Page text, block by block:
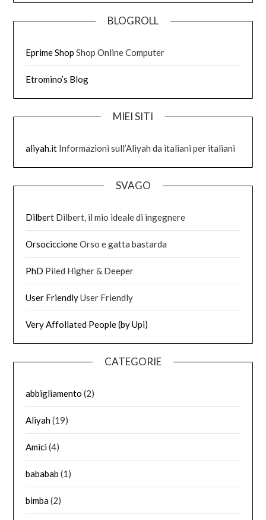
BLOGROLL
Eprime Shop Shop Online Computer
Etromino’s Blog
MIEI SITI
aliyah.it Informazioni sull’Aliyah da italiani per italiani
SVAGO
Dilbert Dilbert, il mio ideale di ingegnere
OrsociccioneOrso e gatta bastarda
PhD Piled Higher & Deeper
User FriendlyUser Friendly
Very Affollated People (by Upi)
CATEGORIE
abbigliamento (2)
Aliyah(19)
Amici(4)
bababab (1)
bimba(2)